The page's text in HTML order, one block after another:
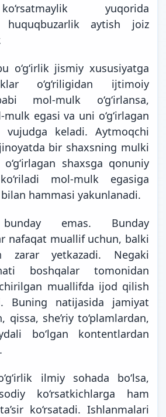
yuqorida
huquqbuzarlik aytish joiz
o‘g‘irlik jismiy xususiyatga
o‘g‘riligidan ijtimoiy
mol-mulk o‘g‘irlansa,
egasi va uni o‘g‘irlagan
vujudga keladi. Aytmoqchi
bir shaxsning mulki
o‘g‘irlagan shaxsga qonuniy
mol-mulk egasiga
hammasi yakunlanadi.
emas. Bunday
nafaqat muallif uchun, balki
zarar yetkazadi. Negaki
boshqalar tomonidan
muallifda ijod qilish
Buning natijasida jamiyat
she’riy to‘plamlardan,
bo‘lgan kontentlardan
ilmiy sohada bo‘lsa,
ko‘rsatkichlarga ham
ko‘rsatadi. Ishlanmalari